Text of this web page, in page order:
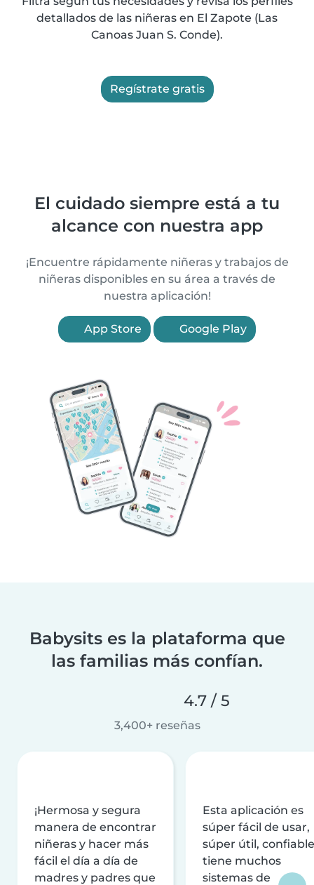
detallados de las niñeras en El Zapote (Las
Canoas Juan S. Conde).
Regístrate gratis
El cuidado siempre está a tu
alcance con nuestra app
¡Encuentre rápidamente niñeras y trabajos de
niñeras disponibles en su área a través de
nuestra aplicación!
App Store Google Play
Babysits es la plataforma que
las familias más confían.
4.7 / 5
3,400+ reseñas
¡Hermosa y segura
manera de encontrar
niñeras y hacer más
fácil el día a día de
madres y padres que
Esta aplicación es
súper fácil de usar,
súper útil,
tiene muchos
sistemas de